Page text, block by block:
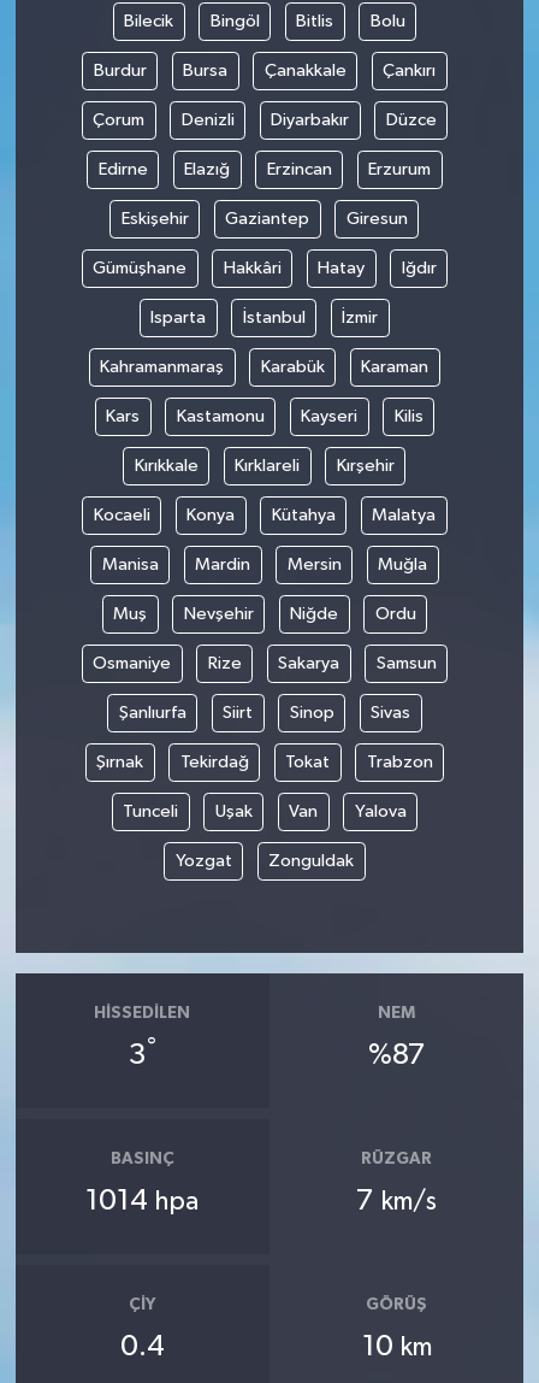
Bilecik Bingöl Bitlis Bolu
Burdur Bursa Çanakkale Çankırı
Çorum Denizli Diyarbakır Düzce
Edirne Elazığ Erzincan Erzurum
Eskişehir Gaziantep Giresun
Gümüşhane Hakkâri Hatay Iğdır
Isparta İstanbul İzmir
Kahramanmaraş Karabük Karaman
Kars Kastamonu Kayseri Kilis
Kırıkkale Kırklareli Kırşehir
Kocaeli Konya Kütahya Malatya
Manisa Mardin Mersin Muğla
Muş Nevşehir Niğde Ordu
Osmaniye Rize Sakarya Samsun
Şanlıurfa Siirt Sinop Sivas
Şırnak Tekirdağ Tokat Trabzon
Tunceli Uşak Van Yalova
Yozgat Zonguldak
HISSEDILEN
3°
NEM
%87
BASINÇ
1014 hpa
RÜZGAR
7 km/s
ÇIY
0.4
GÖRÜŞ
10 km